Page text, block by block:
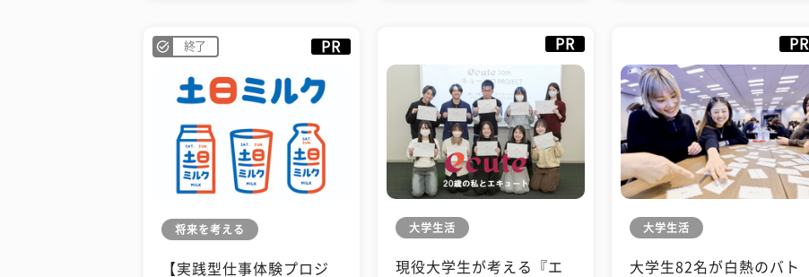
終了 PR
将来を考える
【実践型仕事体験プロジ
PR
大学生活
現役大学生が考える『エ
PR
大学生活
大学生82名が白熱のバト